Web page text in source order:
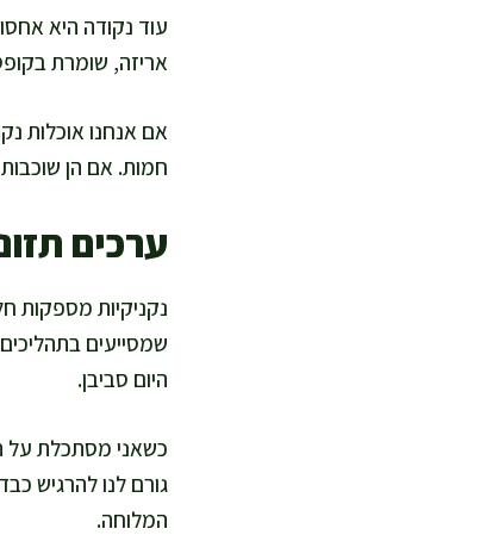
עוד נקודה היא
אריזה, שומרת
אם אנחנו אוכלות
חמות. אם הן
ערכים
נקניקיות מספקות
שמסייעים
היום סביבן.
כשאני מסתכלת על
גורם לנו להרגיש
המלוחה.